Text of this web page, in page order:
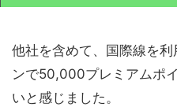
他社を含めて、国際線を
ンで50,000プレミアムポ
いと感じました。